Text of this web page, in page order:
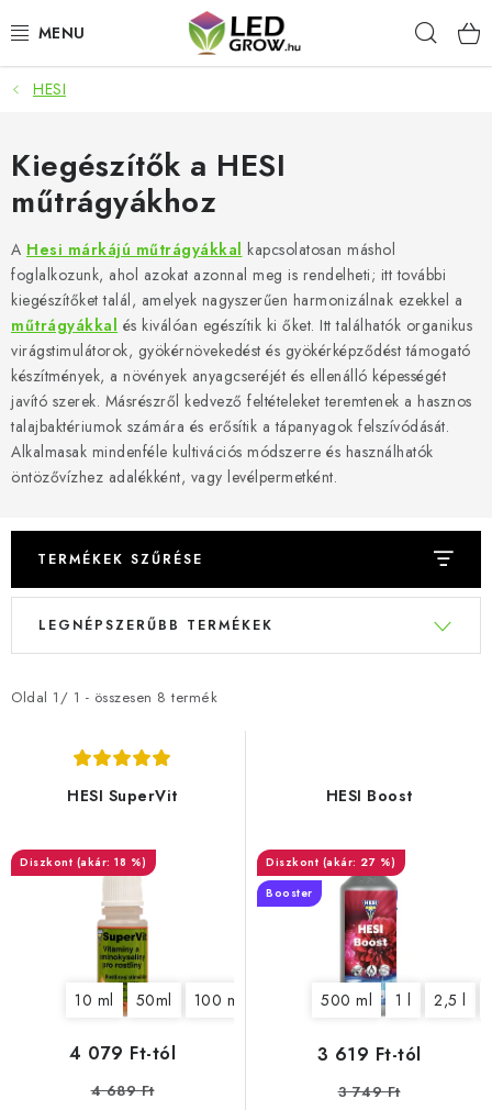
tartalomhoz
AKCIÓS TERMÉKEK
LED NÖVÉNYVILÁGÍTÁS
TERMESZTÉSI KELLÉKEK
AKVARISZTIKAI TERMÉKEK
MIKROZÖLDEK
OKOS KERT
Webáruház értékelése Márka Vásárlás
Blog
Általános Üzleti Feltételek
Kapcsolat
HESI
Kiegészítők a HESI
műtrágyákhoz
A Hesi márkájú műtrágyákkal kapcsolatosan máshol
foglalkozunk, ahol azokat azonnal meg is rendelheti; itt további
kiegészítőket talál, amelyek nagyszerűen harmonizálnak ezekkel a
műtrágyákkal és kiválóan egészítik ki őket. Itt találhatók organikus
virágstimulátorok, gyökérnövekedést és gyökérképződést támogató
készítmények, a növények anyagcseréjét és ellenálló képességét
javító szerek. Másrészről kedvező feltételeket teremtenek a hasznos
talajbaktériumok számára és erősítik a tápanyagok felszívódását.
Alkalmasak mindenféle kultivációs módszerre és használhatók
öntözővízhez adalékként, vagy levélpermetként.
TERMÉKEK SZŰRÉSE
T
m
l
i
Oldal 1 / 1 - összesen 8 termék
T
m
r
e
LEGNÉPSZERŰBB TERMÉKEK
HESI SuperVit
(akár: 18 %)
10 ml 50ml 100 ml
4 079 Ft-tól
4 689 Ft
HESI Boost
(akár: 27 %)
Booster
500 ml 1 l 2,5 l
3 619 Ft-tól
3 749 Ft